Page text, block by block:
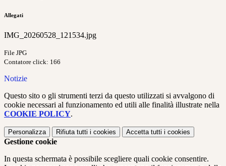
Allegati
IMG_20260528_121534.jpg
File JPG
Contatore click: 166
Notizie
Questo sito o gli strumenti terzi da questo utilizzati si avvalgono di
cookie necessari al funzionamento ed utili alle finalità illustrate nella
COOKIE POLICY.
Personalizza Rifiuta tutti i cookies Accetta tutti i cookies
Gestione cookie
In questa schermata è possibile scegliere quali cookie consentire.